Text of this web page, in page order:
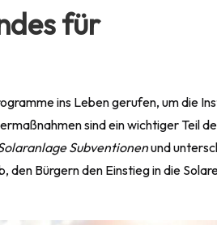
für
ins Lebengerufen, um die
sind ein wichtiger Teil
Subventionenund
den Bürgern den Einstieg in die